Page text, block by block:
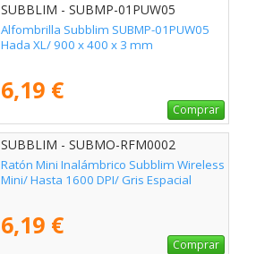
SUBBLIM - SUBMP-01PUW05
Alfombrilla Subblim SUBMP-01PUW05
Hada XL/ 900 x 400 x 3 mm
6,19 €
Comprar
SUBBLIM - SUBMO-RFM0002
Ratón Mini Inalámbrico Subblim Wireless
Mini/ Hasta 1600 DPI/ Gris Espacial
6,19 €
Comprar